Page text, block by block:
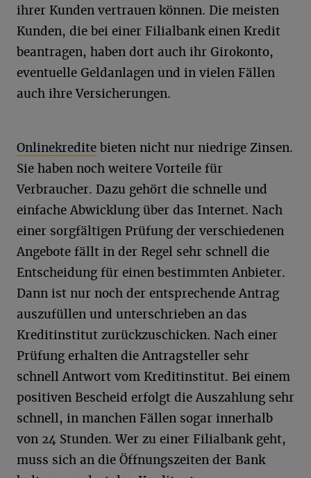
ihrer Kunden vertrauen können. Die meisten
Kunden, die bei einer Filialbank einen Kredit
beantragen, haben dort auch ihr Girokonto,
eventuelle Geldanlagen und in vielen Fällen
auch ihre Versicherungen.
Onlinekredite bieten nicht nur niedrige Zinsen.
Sie haben noch weitere Vorteile für
Verbraucher. Dazu gehört die schnelle und
einfache Abwicklung über das Internet. Nach
einer sorgfältigen Prüfung der verschiedenen
Angebote fällt in der Regel sehr schnell die
Entscheidung für einen bestimmten Anbieter.
Dann ist nur noch der entsprechende Antrag
auszufüllen und unterschrieben an das
Kreditinstitut zurückzuschicken. Nach einer
Prüfung erhalten die Antragsteller sehr
schnell Antwort vom Kreditinstitut. Bei einem
positiven Bescheid erfolgt die Auszahlung sehr
schnell, in manchen Fällen sogar innerhalb
von 24 Stunden. Wer zu einer Filialbank geht,
muss sich an die Öffnungszeiten der Bank